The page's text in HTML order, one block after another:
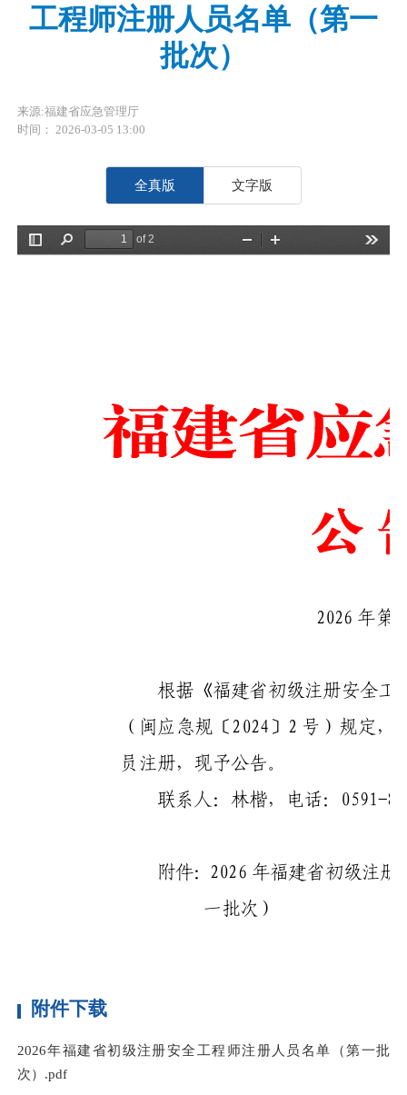
工程师注册人员名单（第一
批次）
来源:福建省应急管理厅
时间： 2026-03-05 13:00
全真版 文字版
附件下载
2026年福建省初级注册安全工程师注册人员名单（第一批
次）.pdf